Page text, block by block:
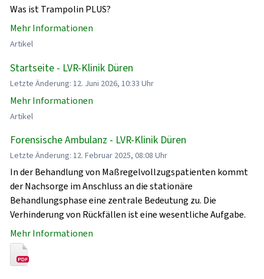
Was ist Trampolin PLUS?
Mehr Informationen
Artikel
Startseite - LVR-Klinik Düren
Letzte Änderung: 12. Juni 2026, 10:33 Uhr
Mehr Informationen
Artikel
Forensische Ambulanz - LVR-Klinik Düren
Letzte Änderung: 12. Februar 2025, 08:08 Uhr
In der Behandlung von Maßregelvollzugspatienten kommt
der Nachsorge im Anschluss an die stationäre
Behandlungsphase eine zentrale Bedeutung zu. Die
Verhinderung von Rückfällen ist eine wesentliche Aufgabe.
Mehr Informationen